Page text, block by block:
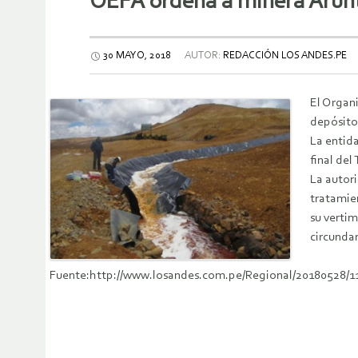
30 MAYO, 2018 AUTOR: REDACCIÓN LOS ANDES.PE
El
La
final del
La
su
Fuente:http://www.losandes.com.pe/Regional/20180528/